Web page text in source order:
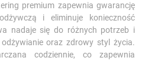
premium zapewnia gwarancję
i eliminuje konieczność
nadaje się do różnych potrzeb i
oraz zdrowy styl życia.
codziennie, co zapewnia